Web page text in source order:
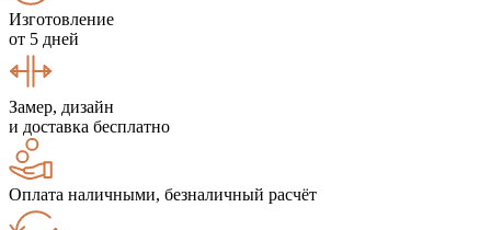
Изготовление
от 5 дней
Замер, дизайн
и доставка бесплатно
Оплата наличными, безналичный расчёт